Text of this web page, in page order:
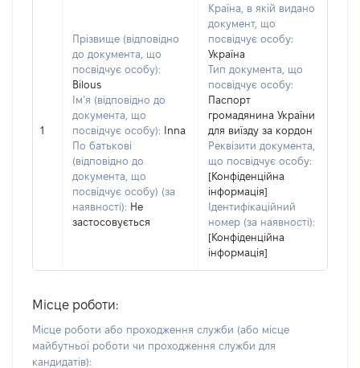
1
Прізвище (відповідно
до документа, що
посвідчує особу):
Bilous
Ім’я (відповідно до
документа, що
посвідчує особу):
Inna
По батькові
(відповідно до
документа, що
посвідчує особу) (за
наявності): Не
застосовується
Країна, в якій видано
документ, що
посвідчує особу:
Україна
Тип документа, що
посвідчує особу:
Паспорт
громадянина України
для виїзду за кордон
Реквізити документа,
що посвідчує особу:
[Конфіденційна
інформація]
Ідентифікаційний
номер (за наявності):
[Конфіденційна
інформація]
Місце роботи:
Місце роботи або проходження служби (або місце
майбутньої роботи чи проходження служби для
кандидатів):